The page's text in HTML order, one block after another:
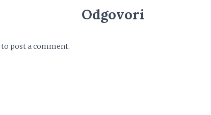
Odgovori
to post a comment.